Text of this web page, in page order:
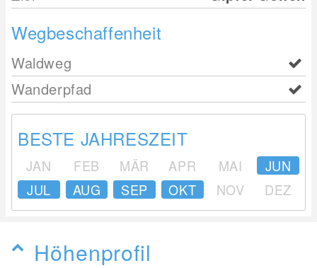
Wegbeschaffenheit
Waldweg
Wanderpfad
BESTE JAHRESZEIT
JAN FEB MÄR APR MAI
JUN
JUL
AUG SEP OKT NOV DEZ
Höhenprofil